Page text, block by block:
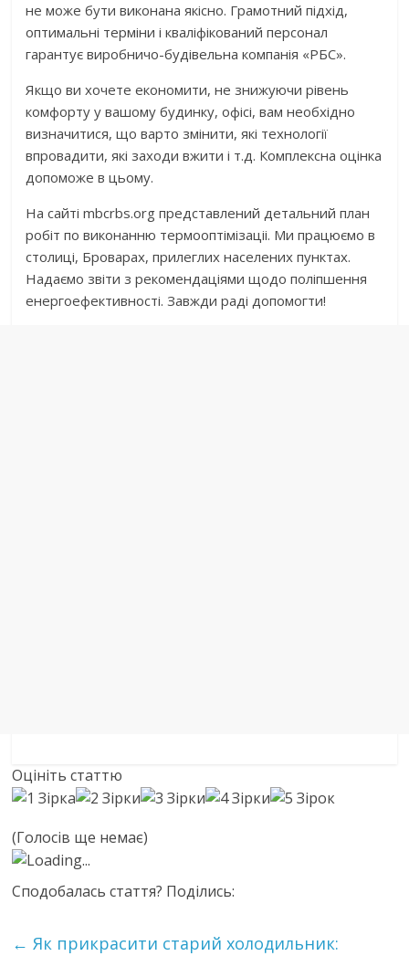
не може бути виконана якісно. Грамотний підхід,
оптимальні терміни і кваліфікований персонал
гарантує виробничо-будівельна компанія «РБС».
Якщо ви хочете економити, не знижуючи рівень
комфорту у вашому будинку, офісі, вам необхідно
визначитися, що варто змінити, які технології
впровадити, які заходи вжити і т.д. Комплексна оцінка
допоможе в цьому.
На сайті mbcrbs.org представлений детальний план
робіт по виконанню термооптімізаціі. Ми працюємо в
столиці, Броварах, прилеглих населених пунктах.
Надаємо звіти з рекомендаціями щодо поліпшення
енергоефективності. Завжди раді допомогти!
Оцініть статтю
(Голосів ще немає)
Loading...
Сподобалась стаття? Поділись:
← Як прикрасити старий холодильник: